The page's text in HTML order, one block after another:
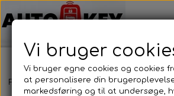
Forside Bilnøgler MG Nøgleblad
Vi bruger
Vi bruger egne cookies og cookies
at personalisere din
markedsføring og til at undersøge,